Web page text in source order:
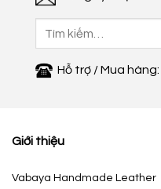
Hỗ trợ / Mua hàng:
Giới thiệu
Vabaya Handmade Leather